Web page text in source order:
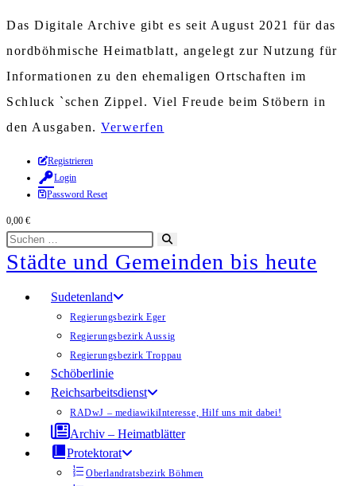
Das Digitale Archive gibt es seit August 2021 für das
nordböhmische Heimatblatt, angelegt zur Nutzung für
Informationen zu den ehemaligen Ortschaften im
Schluck `schen Zippel. Viel Freude beim Stöbern in
den Ausgaben. Verwerfen
Zum
Inhalt
springen
Registrieren
Login
Password Reset
0,00 €
Diese
Website
durchsuchen
starten
Städte und Gemeinden bis heute
Sudetenland
Regierungsbezirk Eger
Regierungsbezirk Aussig
Regierungsbezirk Troppau
Schöberlinie
Reichsarbeitsdienst
RADwJ – mediawikiInteresse, Hilf uns mit dabei!
Archiv – Heimatblätter
Protektorat
Oberlandratsbezirk Böhmen